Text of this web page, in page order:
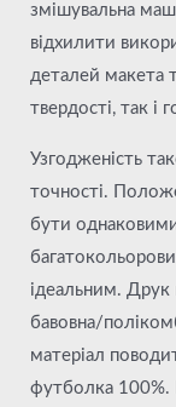
змішувальна
відхилити
деталей макета
твердості, так і
Узгодженість
точності.
бути
ідеальним. Друк
бавовна/
матеріал
футболка 100%.